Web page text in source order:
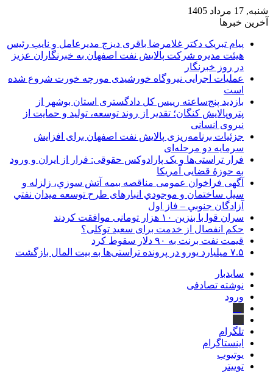
شنبه, 17 مرداد 1405
آخرین خبرها
پیام تبریک دکتر غلامرضا باقری دیزج مدیرعامل و نایب رئیس
هیئت مدیره شرکت پالایش نفت اصفهان به خبرنگاران عزیز
در روز خبرنگار
عملیات اجرایی نیروگاه خورشیدی مورچه خورت شروع شده
است
بازدید پنج‌ساعته رییس کل دادگستری استان بوشهر از
پتروپالایش کنگان؛ تقدیر از روند توسعه، تولید و حمایت از
نیروی انسانی
جزئیات برنامه‌ریزی پالایش نفت اصفهان برای افزایش
سرمایه دو مرحله‌ای
فرار تراستی‌ها و یک پارادوکس حقوقی: فرار از ایران و ورود
به حوزۀ قضایی آمریکا
آگهی فراخوان عمومی مناقصه بيمه آتش سوزي، زلزله و
سیل ساختمان و موجودي انبارهای طرح توسعه ميدان نفتي
آزادگان جنوبي – فاز اول
سران قوا با بنزین ۱۰ هزار تومانی موافقت کردند
حکم انفصال از خدمت برای سعید توکلی؟
قیمت نفت برنت به ۹۰ دلار سقوط کرد
۷.۵ میلیارد یورو در پرونده تراستی‌ها به بیت المال بازگشت
سایدبار
نوشته تصادفی
ورود
تلگرام
اینستاگرام
یوتیوب
توییتر